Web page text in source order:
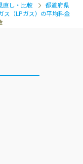
直し・比較
都道府県
ス（LPガス）の平均料金